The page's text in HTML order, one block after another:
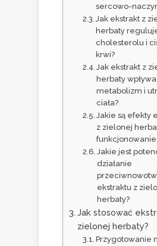
sercowo-
Jak ekstrakt z
herbaty
cholesterolu i
krwi?
Jak ekstrakt z
herbaty
metabolizm i
ciała?
Jakie są efekty
z zielonej
Jakie jest
działanie
ekstraktu z
herbaty?
Jak stosować
zielonej herbaty?
Przygotowanie